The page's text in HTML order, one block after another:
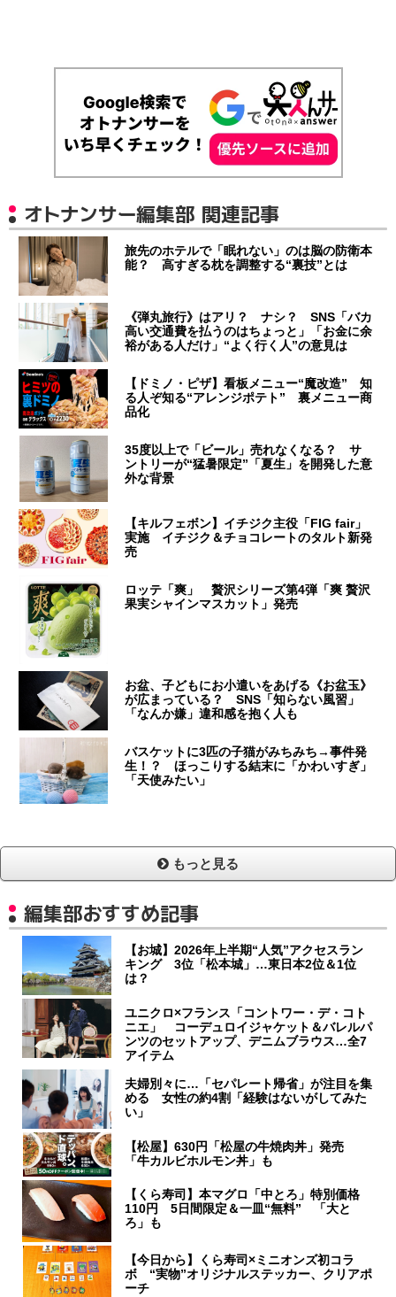
オトナンサー編集部 関連記事
旅先のホテルで「眠れない」のは脳の防衛本
能？ 高すぎる枕を調整する“裏技”とは
《弾丸旅行》はアリ？ ナシ？ SNS「バカ
高い交通費を払うのはちょっと」「お金に余
裕がある人だけ」“よく行く人”の意見は
【ドミノ・ピザ】看板メニュー“魔改造” 知
る人ぞ知る“アレンジポテト” 裏メニュー商
品化
35度以上で「ビール」売れなくなる？ サ
ントリーが“猛暑限定”「夏生」を開発した意
外な背景
【キルフェボン】イチジク主役「FIG fair」
実施 イチジク＆チョコレートのタルト新発
売
ロッテ「爽」 贅沢シリーズ第4弾「爽 贅沢
果実シャインマスカット」発売
お盆、子どもにお小遣いをあげる《お盆玉》
が広まっている？ SNS「知らない風習」
「なんか嫌」違和感を抱く人も
バスケットに3匹の子猫がみちみち→事件発
生！？ ほっこりする結末に「かわいすぎ」
「天使みたい」
もっと見る
編集部おすすめ記事
【お城】2026年上半期“人気”アクセスラン
キング 3位「松本城」…東日本2位＆1位
は？
ユニクロ×フランス「コントワー・デ・コト
ニエ」 コーデュロイジャケット＆バレルパ
ンツのセットアップ、デニムブラウス…全7
アイテム
夫婦別々に…「セパレート帰省」が注目を集
める 女性の約4割「経験はないがしてみた
い」
【松屋】630円「松屋の牛焼肉丼」発売
「牛カルビホルモン丼」も
【くら寿司】本マグロ「中とろ」特別価格
110円 5日間限定＆一皿“無料” 「大と
ろ」も
【今日から】くら寿司×ミニオンズ初コラ
ボ “実物”オリジナルステッカー、クリアポ
ーチ